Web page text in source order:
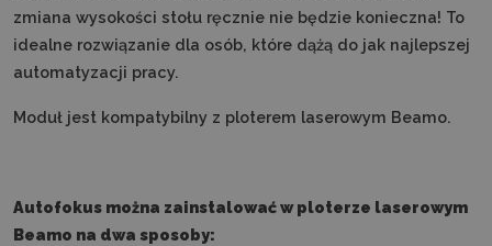
zmiana wysokości stołu ręcznie nie będzie konieczna! To
idealne rozwiązanie dla osób, które dążą do jak najlepszej
automatyzacji pracy.
Moduł jest kompatybilny z ploterem laserowym Beamo.
Autofokus można zainstalować w ploterze laserowym
Beamo na dwa sposoby: